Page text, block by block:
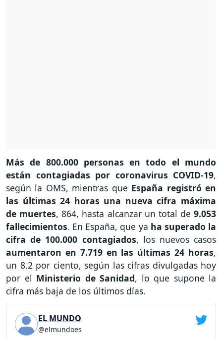
Más de 800.000 personas en todo el mundo
están contagiadas por coronavirus COVID-19,
según la OMS, mientras que España registró en
las últimas 24 horas una nueva cifra máxima
de muertes, 864, hasta alcanzar un total de 9.053
fallecimientos. En España, que ya ha superado la
cifra de 100.000 contagiados, los nuevos casos
aumentaron en 7.719 en las últimas 24 horas,
un 8,2 por ciento, según las cifras divulgadas hoy
por el Ministerio de Sanidad, lo que supone la
cifra más baja de los últimos días.
EL MUNDO
@elmundoes